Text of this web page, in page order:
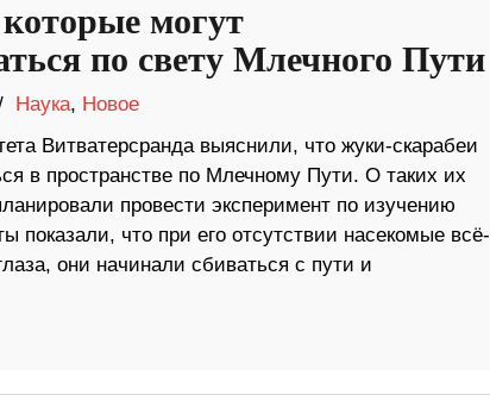
могут
по свету Млечного Пути
Наука, Новое
Витватерсранда выяснили, что жуки-скарабеи
в пространстве по Млечному Пути. О таких их
провести эксперимент по изучению
показали, что при его отсутствии насекомые всё-
они начинали сбиваться с пути и